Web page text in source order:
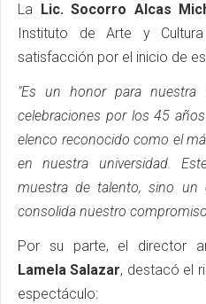
La Lic. Socorro Alcas
Instituto de Arte y
satisfacción por el inicio de
"Es un honor para
celebraciones por los 45
elenco reconocido como el
en nuestra universidad.
muestra de talento, sino un
consolida nuestro
Por su parte, el director
Lamela Salazar, destacó el
espectáculo: